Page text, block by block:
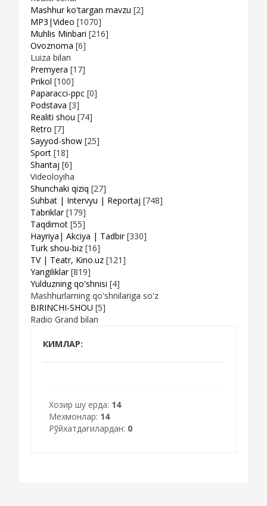
Mashhur ko'targan mavzu [2]
MP3|Video [1070]
Muhlis Minbari [216]
Ovoznoma [6]
Luiza bilan
Premyera [17]
Prikol [100]
Paparacci-ppc [0]
Podstava [3]
Realiti shou [74]
Retro [7]
Sayyod-show [25]
Sport [18]
Shantaj [6]
Videoloyiha
Shunchaki qiziq [27]
Suhbat | Intervyu | Reportaj [748]
Tabriklar [179]
Taqdimot [55]
Hayriya| Akciya | Tadbir [330]
Turk shou-biz [16]
TV | Teatr, Kino.uz [121]
Yangiliklar [819]
Yulduzning qo'shnisi [4]
Mashhurlarning qo'shnilariga so'z
BIRINCHI-SHOU [5]
Radio Grand bilan
КИМЛАР:
Хозир шу ерда: 14
Мехмонлар: 14
Рўйхатдагилардан: 0